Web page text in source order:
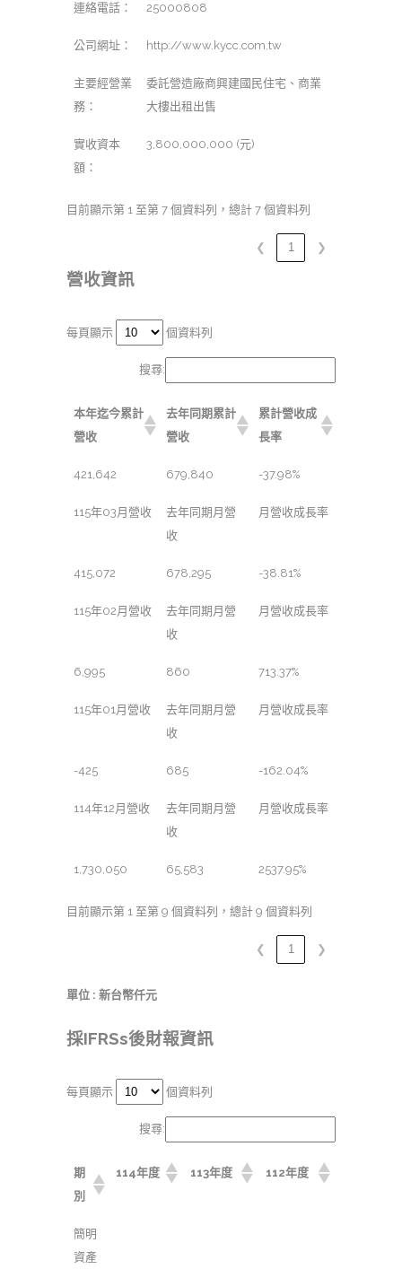
連絡電話： 25000808
公司網址： http://www.kycc.com.tw
主要經營業
務：
委託營造廠商興建國民住宅、商業
大樓出租出售
實收資本
額：
3,800,000,000 (元)
目前顯示第 1 至第 7 個資料列，總計 7 個資料列
❮ 1 ❯
營收資訊
每頁顯示 個資料列
搜尋:
本年迄今累計
營收
去年同期累計
營收
累計營收成
長率
421,642 679,840 -37.98%
115年03月營收
去年同期月營
收
月營收成長率
415,072 678,295 -38.81%
115年02月營收
去年同期月營
收
月營收成長率
6,995 860 713.37%
115年01月營收
去年同期月營
收
月營收成長率
-425 685 -162.04%
114年12月營收
去年同期月營
收
月營收成長率
1,730,050 65,583 2537.95%
目前顯示第 1 至第 9 個資料列，總計 9 個資料列
❮ 1 ❯
單位 : 新台幣仟元
採IFRSs後財報資訊
每頁顯示 個資料列
搜尋:
期
別
114年度 113年度 112年度
簡明
資產